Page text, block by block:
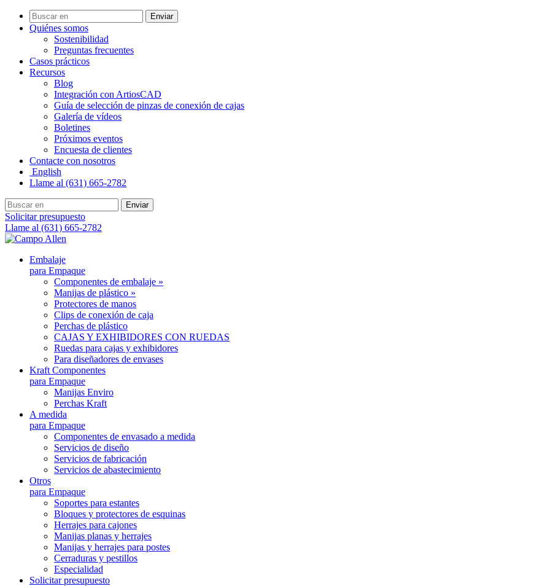
Enviar
Quiénes somos
Sostenibilidad
Preguntas frecuentes
Casos prácticos
Recursos
Blog
Integración con ArtiosCAD
Guía de selección de pinzas de conexión de cajas
Galería de vídeos
Boletines
Próximos eventos
Encuesta de clientes
Contacte con nosotros
English
Llame al (631) 665-2782
Enviar
Solicitar presupuesto
Llame al (631) 665-2782
Embalaje
para Empaque
Componentes de embalaje »
Manijas de plástico »
Protectores de manos
Clips de conexión de caja
Perchas de plástico
CAJAS Y EXHIBIDORES CON RUEDAS
Ruedas para cajas y exhibidores
Para diseñadores de envases
Kraft Componentes
para Empaque
Manijas Enviro
Perchas Kraft
A medida
para Empaque
Componentes de envasado a medida
Servicios de diseño
Servicios de fabricación
Servicios de abastecimiento
Otros
para Empaque
Soportes para estantes
Bloques y protectores de esquinas
Herrajes para cajones
Manijas planas y herrajes
Manijas y herrajes para postes
Cerraduras y pestillos
Especialidad
Solicitar presupuesto